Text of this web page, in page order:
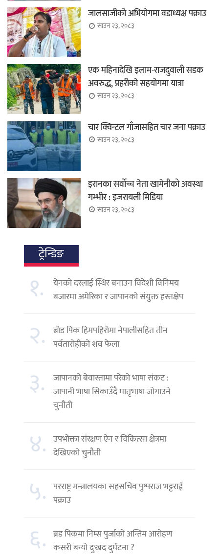
जालसाजीको अभियोगमा वडाध्यक्ष पक्राउ
साउन २३, २०८३
एक महिनादेखि इलाम-राजदुवाली सडक
अवरुद्ध, प्रहरीको सहयोगमा यात्रा
साउन २३, २०८३
चार क्विन्टल गाँजासहित चार जना पक्राउ
साउन २३, २०८३
इरानका सर्वोच्च नेता खामेनीको अवस्था
गम्भीर : इजरायली मिडिया
साउन २३, २०८३
ट्रेन्डिङ
१.
येनको दरलाई स्थिर बनाउन विदेशी विनिमय
बजारमा अमेरिका र जापानको संयुक्त हस्तक्षेप
२. ब्रोड पिक हिमपहिरोमा नेपालीसहित तीन
पर्वतारोहीको शव फेला
३.
जापानको बेवास्तामा परेको भाषा संकट :
जापानी भाषा सिकाउँदै मातृभाषा जोगाउने
चुनौती
४. उपभोक्ता संरक्षण ऐन र चिकित्सा क्षेत्रमा
देखिएको चुनौती
५. परराष्ट्र मन्त्रालयका सहसचिव पुष्पराज भट्टराई
पक्राउ
६. ब्रड पिकमा निम्स पुर्जाको अन्तिम आरोहण
कसरी बन्यो दुःखद दुर्घटना ?